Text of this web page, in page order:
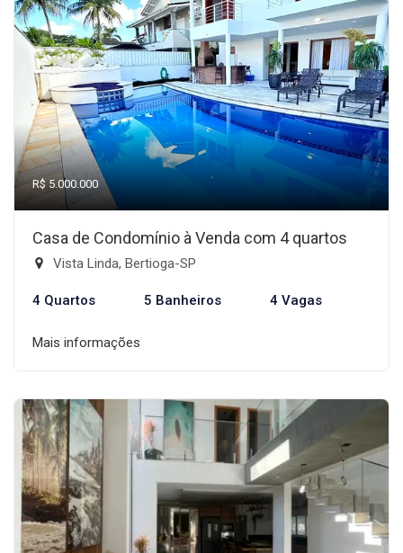
R$ 5.000.000
Casa de Condomínio à Venda com 4 quartos
Vista Linda, Bertioga-SP
4 Quartos 5 Banheiros 4 Vagas
Mais informações